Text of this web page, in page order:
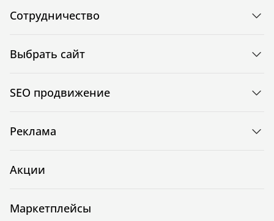
Сотрудничество
Выбрать сайт
SEO продвижение
Реклама
Акции
Маркетплейсы